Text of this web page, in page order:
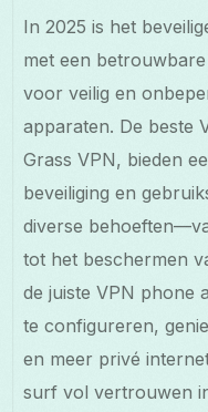
In 2025 is het
met een
voor veilig en
apparaten. De beste
Grass VPN, bieden
beveiliging en
diverse
tot het beschermen
de juiste VPN phone
te configureren,
en meer privé
surf vol vertrouwen